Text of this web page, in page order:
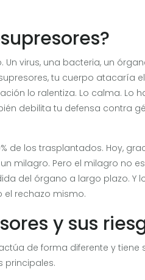
virus, una bacteria, un
tu cuerpo atacaría
lo ralentiza. Lo calma. Lo
debilita tu defensa contra
de los trasplantados. Hoy,
milagro. Pero el milagro no es
del órgano a largo plazo. Y
rechazo mismo.
y sus
de forma diferente y tiene
principales.